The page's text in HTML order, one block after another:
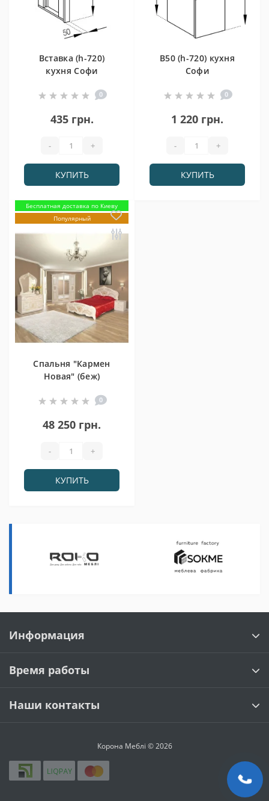
Вставка (h-720)
кухня Софи
0
435 грн.
- +
КУПИТЬ
В50 (h-720) кухня
Софи
0
1 220 грн.
- +
КУПИТЬ
Бесплатная доставка по Киеву
Популярный
Спальня "Кармен
Новая" (беж)
0
48 250 грн.
- +
КУПИТЬ
Информация
Время работы
Наши контакты
Корона Меблі © 2026